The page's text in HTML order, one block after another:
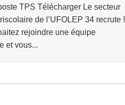
TPS Télécharger Le secteur
de l’UFOLEP 34 recrute !
rejoindre une équipe
et vous...